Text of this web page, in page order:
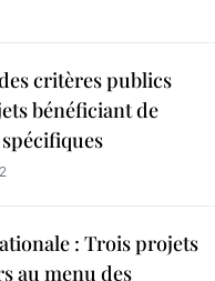
critères publics
bénéficiant de
: Trois projets
au menu des